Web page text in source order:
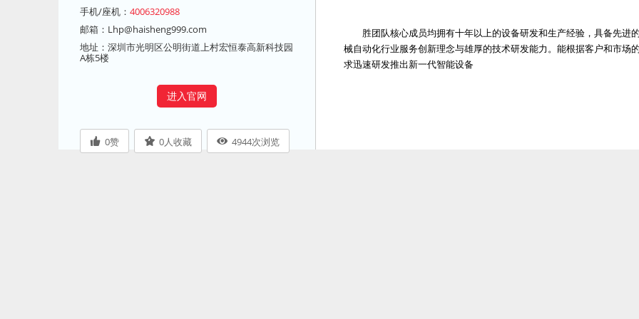
手机/座机： 4006320988
邮箱： Lhp@haisheng999.com
地址：深圳市光明区公明街道上村宏恒泰高新科技园
A栋5楼
进入官网
0赞 0人收藏 4944次浏览
胜团队核心成员均拥有十年以上的设备研发和生产经验，具备先进
械自动化行业服务创新理念与雄厚的技术研发能力。能根据客户和市场
求迅速研发推出新一代智能设备